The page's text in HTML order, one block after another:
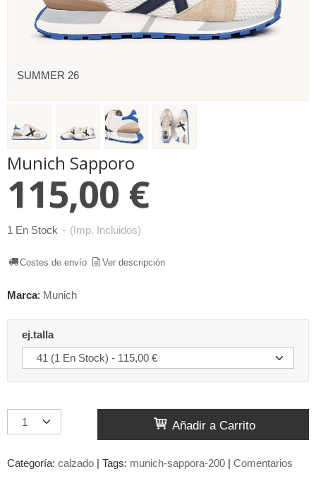
SUMMER 26
Munich Sapporo
115,00 €
1 En Stock - (Imp. Incluidos)
Costes de envío Ver descripción
Marca: Munich
ej.talla
Añadir a Carrito
Categoría: calzado | Tags: munich-sappora-200 | Comentarios